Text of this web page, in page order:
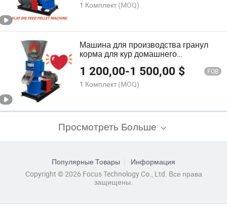
1 Комплект (MOQ)
Машина для производства гранул
корма для кур домашнего
использования с мощностью 300-
500kgs/H
1 200,00-1 500,00 $ FOB
1 Комплект (MOQ)
Просмотреть Больше
Популярные Товары
Информация
Copyright © 2026 Focus Technology Co., Ltd. Все права
защищены.